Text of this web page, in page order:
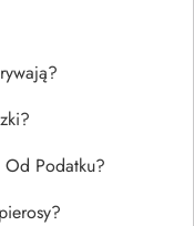
Podatku?